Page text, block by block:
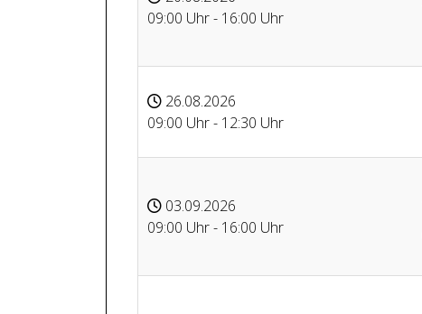
09:00 Uhr - 16:00 Uhr
26.08.2026
09:00 Uhr - 12:30 Uhr
03.09.2026
09:00 Uhr - 16:00 Uhr